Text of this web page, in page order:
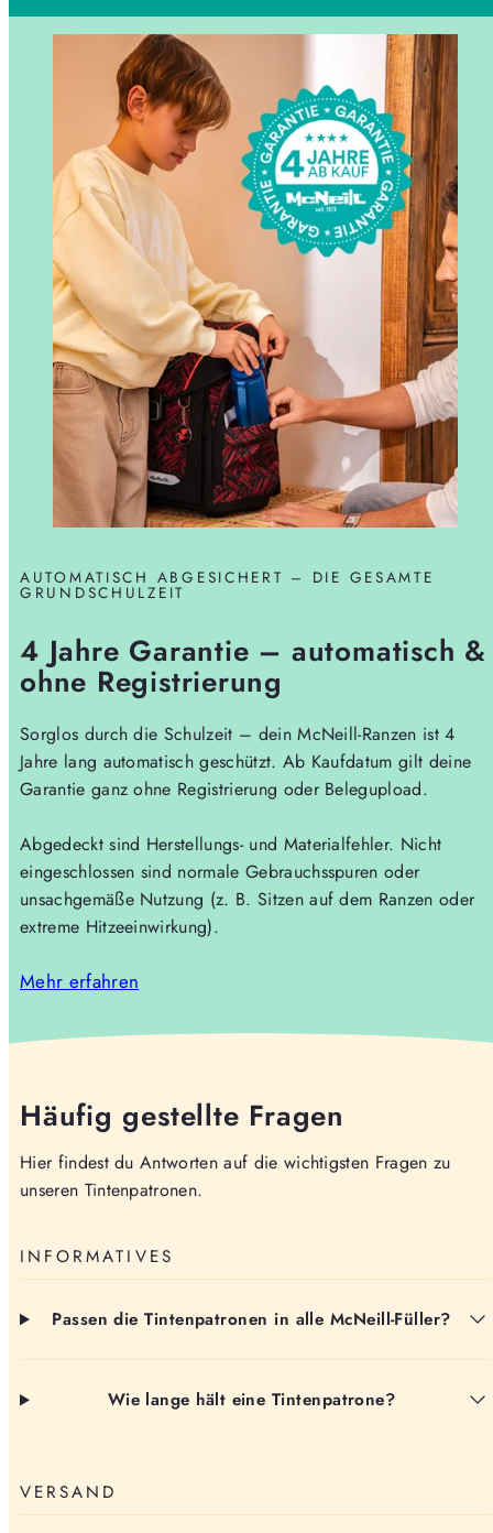
AUTOMATISCH ABGESICHERT – DIE GESAMTE
GRUNDSCHULZEIT
4 Jahre Garantie – automatisch &
ohne Registrierung
Sorglos durch die Schulzeit – dein McNeill-Ranzen ist 4
Jahre lang automatisch geschützt. Ab Kaufdatum gilt deine
Garantie ganz ohne Registrierung oder Belegupload.
Abgedeckt sind Herstellungs- und Materialfehler. Nicht
eingeschlossen sind normale Gebrauchsspuren oder
unsachgemäße Nutzung (z. B. Sitzen auf dem Ranzen oder
extreme Hitzeeinwirkung).
Mehr erfahren
Häufig gestellte Fragen
Hier findest du Antworten auf die wichtigsten Fragen zu
unseren Tintenpatronen.
INFORMATIVES
Passen die Tintenpatronen in alle McNeill-Füller?
Wie lange hält eine Tintenpatrone?
VERSAND